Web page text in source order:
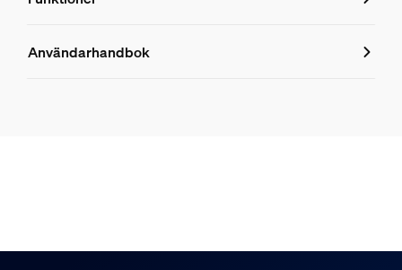
Funktioner
Material
Användarhandbok